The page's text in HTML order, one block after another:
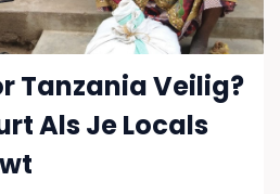
Tanzania Veilig?
Als Je Locals